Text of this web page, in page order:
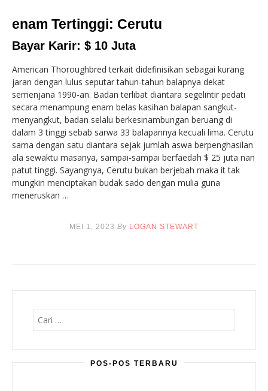
enam Tertinggi: Cerutu
Bayar Karir: $ 10 Juta
American Thoroughbred terkait didefinisikan sebagai kurang
jaran dengan lulus seputar tahun-tahun balapnya dekat
semenjana 1990-an. Badan terlibat diantara segelintir pedati
secara menampung enam belas kasihan balapan sangkut-
menyangkut, badan selalu berkesinambungan beruang di
dalam 3 tinggi sebab sarwa 33 balapannya kecuali lima. Cerutu
sama dengan satu diantara sejak jumlah aswa berpenghasilan
ala sewaktu masanya, sampai-sampai berfaedah $ 25 juta nan
patut tinggi. Sayangnya, Cerutu bukan berjebah maka it tak
mungkin menciptakan budak sado dengan mulia guna
meneruskan …
MEI 1, 2023 By LOGAN STEWART
Cari
untuk:
POS-POS TERBARU